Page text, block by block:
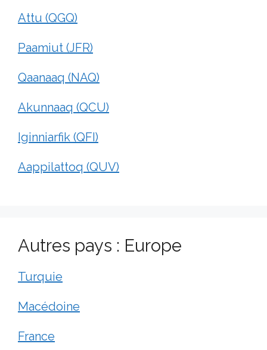
Attu (QGQ)
Paamiut (JFR)
Qaanaaq (NAQ)
Akunnaaq (QCU)
Iginniarfik (QFI)
Aappilattoq (QUV)
Autres pays : Europe
Turquie
Macédoine
France